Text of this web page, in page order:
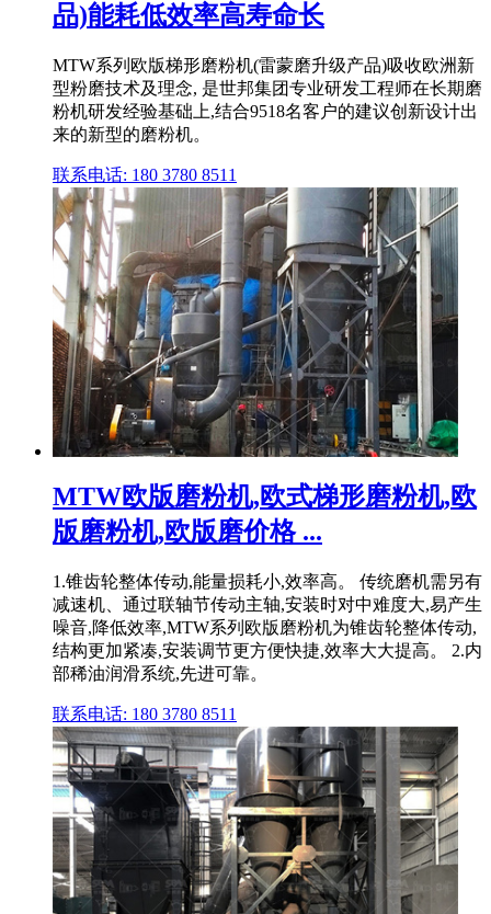
品)能耗低效率高寿命长
MTW系列欧版梯形磨粉机(雷蒙磨升级产品)吸收欧洲新
型粉磨技术及理念, 是世邦集团专业研发工程师在长期磨
粉机研发经验基础上,结合9518名客户的建议创新设计出
来的新型的磨粉机。
联系电话: 180 3780 8511
MTW欧版磨粉机,欧式梯形磨粉机,欧
版磨粉机,欧版磨价格 ...
1.锥齿轮整体传动,能量损耗小,效率高。 传统磨机需另有
减速机、通过联轴节传动主轴,安装时对中难度大,易产生
噪音,降低效率,MTW系列欧版磨粉机为锥齿轮整体传动,
结构更加紧凑,安装调节更方便快捷,效率大大提高。 2.内
部稀油润滑系统,先进可靠。
联系电话: 180 3780 8511